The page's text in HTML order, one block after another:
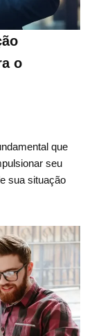
o
que
seu
sua situação